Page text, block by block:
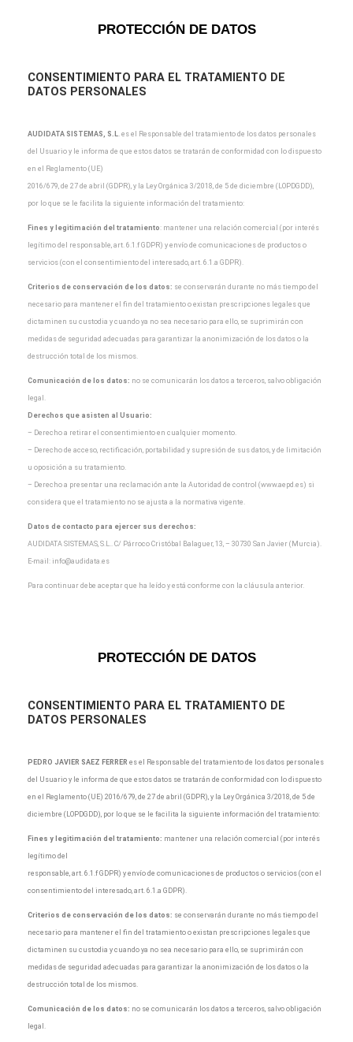
PROTECCIÓN DE DATOS
CONSENTIMIENTO PARA EL TRATAMIENTO DE
DATOS PERSONALES
AUDIDATA SISTEMAS, S.L es el Responsable del tratamiento de los datos personales
del Usuario y le informa de que estos datos se tratarán de conformidad con lo dispuesto
en el Reglamento (UE)
2016/679, de 27 de abril (GDPR), y la Ley Orgánica 3/2018, de 5 de diciembre (LOPDGDD),
por lo que se le facilita la siguiente información del tratamiento:
Fines y legitimación del tratamiento : mantener una relación comercial (por interés
legítimo del responsable, art. 6.1.f GDPR) y envío de comunicaciones de productos o
servicios (con el consentimiento del interesado, art. 6.1.a GDPR).
Criterios de conservación de los datos: se conservarán durante no más tiempo del
necesario para mantener el fin del tratamiento o existan prescripciones legales que
dictaminen su custodia y cuando ya no sea necesario para ello, se suprimirán con
medidas de seguridad adecuadas para garantizar la anonimización de los datos o la
destrucción total de los mismos.
Comunicación de los datos: no se comunicarán los datos a terceros, salvo obligación
legal.
Derechos que asisten al Usuario:
– Derecho a retirar el consentimiento en cualquier momento.
– Derecho de acceso, rectificación, portabilidad y supresión de sus datos, y de limitación
u oposición a su tratamiento.
– Derecho a presentar una reclamación ante la Autoridad de control (www.aepd.es) si
considera que el tratamiento no se ajusta a la normativa vigente.
Datos de contacto para ejercer sus derechos:
AUDIDATA SISTEMAS, S.L.. C/ Párroco Cristóbal Balaguer, 13, – 30730 San Javier (Murcia).
E-mail: info@audidata.es
Para continuar debe aceptar que ha leído y está conforme con la cláusula anterior.
PROTECCIÓN DE DATOS
CONSENTIMIENTO PARA EL TRATAMIENTO DE
DATOS PERSONALES
PEDRO JAVIER SAEZ FERRER es el Responsable del tratamiento de los datos personales
del Usuario y le informa de que estos datos se tratarán de conformidad con lo dispuesto
en el Reglamento (UE) 2016/679, de 27 de abril (GDPR), y la Ley Orgánica 3/2018, de 5 de
diciembre (LOPDGDD), por lo que se le facilita la siguiente información del tratamiento:
Fines y legitimación del tratamiento: mantener una relación comercial (por interés
legítimo del
responsable, art. 6.1.f GDPR) y envío de comunicaciones de productos o servicios (con el
consentimiento del interesado, art. 6.1.a GDPR).
Criterios de conservación de los datos: se conservarán durante no más tiempo del
necesario para mantener el fin del tratamiento o existan prescripciones legales que
dictaminen su custodia y cuando ya no sea necesario para ello, se suprimirán con
medidas de seguridad adecuadas para garantizar la anonimización de los datos o la
destrucción total de los mismos.
Comunicación de los datos: no se comunicarán los datos a terceros, salvo obligación
legal.